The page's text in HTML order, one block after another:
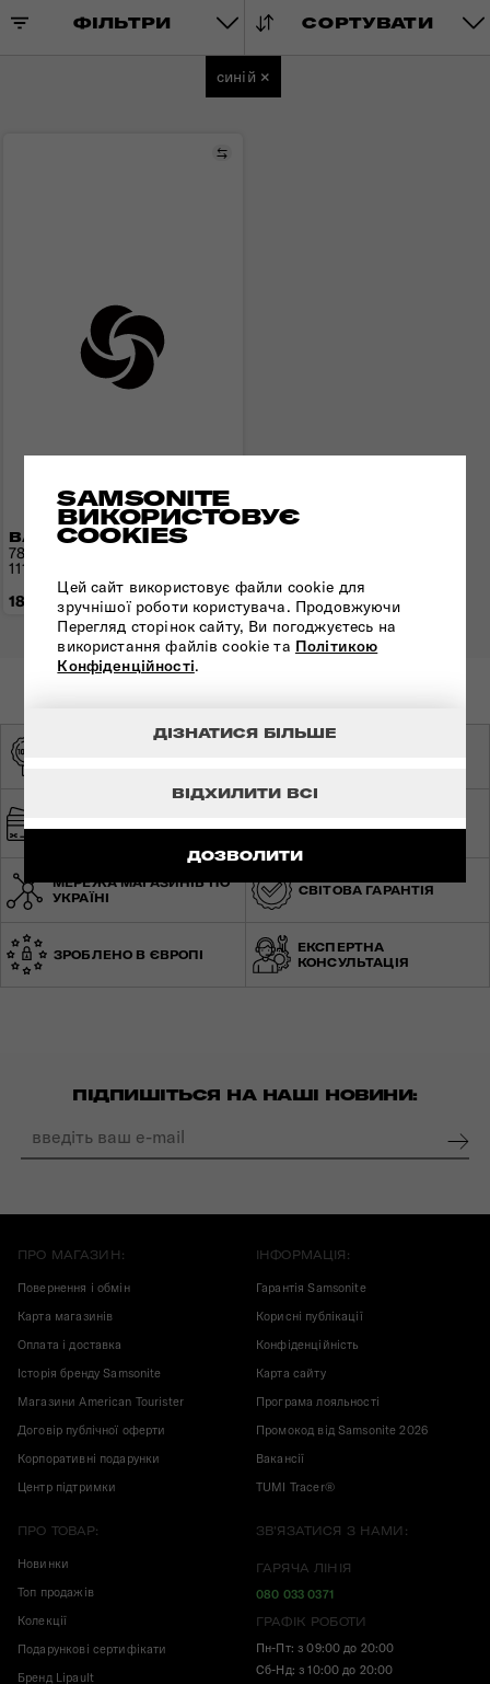
SAMSONITE
ВИКОРИСТОВУЄ
COOKIES
Цей сайт використовує файли cookie для
зручнішої роботи користувача. Продовжуючи
Перегляд сторінок сайту, Ви погоджуєтесь на
використання файлів cookie та Політикою
Конфіденційності.
ДОЗВОЛИТИ
ВІДХИЛИТИ ВСІ
ДІЗНАТИСЯ БІЛЬШЕ
ФІЛЬТРИ СОРТУВАТИ
синій ×
ВАЛІЗА 78 СМ AIREA
Порівняти
78x49x29(33) см | 2,8 кг |
111.5/120 л
18 980 грн
МЕРЕЖА МАГАЗИНІВ ПО
УКРАЇНІ
СВІТОВА ГАРАНТІЯ
ЗРОБЛЕНО В ЄВРОПІ
ЕКСПЕРТНА
КОНСУЛЬТАЦІЯ
ПІДПИШІТЬСЯ НА НАШІ НОВИНИ:
ПРО МАГАЗИН:
Повернення і обмін
Карта магазинів
Оплата і доставка
Історія бренду Samsonite
Магазини American Tourister
Договір публічної оферти
Корпоративні подарунки
Центр підтримки
ІНФОРМАЦІЯ:
Гарантія Samsonite
Корисні публікації
Конфіденційність
Карта сайту
Програма лояльності
Промокод від Samsonite 2026
Вакансії
TUMI Tracer®
ПРО ТОВАР:
Новинки
Топ продажів
Колекції
Подарункові сертифікати
Бренд Lipault
ЗВ'ЯЗАТИСЯ З НАМИ:
ГАРЯЧА ЛІНІЯ
080 033 0371
ГРАФІК РОБОТИ
Пн-Пт: з 09:00 до 20:00
Сб-Нд: з 10:00 до 20:00